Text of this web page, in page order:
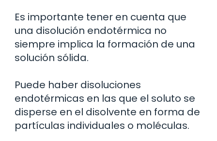
Es importante tener en cuenta que
una disolución endotérmica no
siempre implica la formación de una
solución sólida.
Puede haber disoluciones
endotérmicas en las que el soluto se
disperse en el disolvente en forma de
partículas individuales o moléculas.